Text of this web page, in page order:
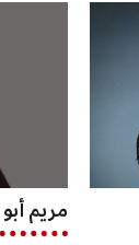
م. رامي